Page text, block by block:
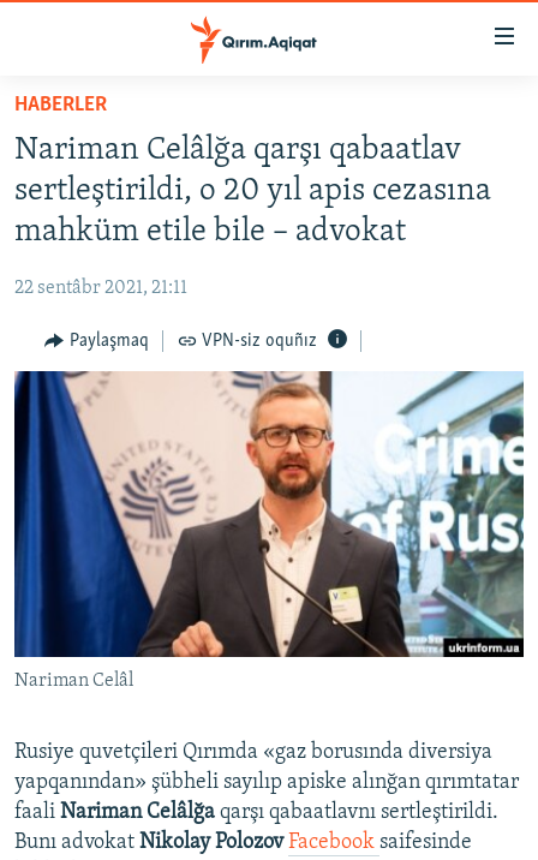
Esas
qaytmaq
Baş
navigatsiyağa
qaytmaq
Qıdıruvğa
SİYASET
İQTİSADİYAT
MEDENİYET
İNSAN AQLARI
VİDEO
SÜRET
BLOGLAR
Русский
QOŞULIÑIZ!
RFE/RS bütün saytları
HABERLER
Nariman Celâlğa qarşı qabaatlav
sertleştirildi, o 20 yıl apis cezasına
mahküm etile bile – advokat
22 sentâbr 2021, 21:11
Paylaşmaq VPN-siz oquñız
Nariman Celâl
Rusiye quvetçileri Qırımda «gaz borusında diversiya
yapqanından» şübheli sayılıp apiske alınğan qırımtatar
faali Nariman Celâlğa qarşı qabaatlavnı sertleştirildi.
Bunı advokat Nikolay Polozov Facebook saifesinde